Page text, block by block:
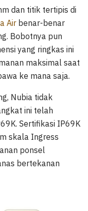
dan titik tertipis di
Air benar-benar
Bobotnya pun
yang ringkas ini
maksimal saat
ke mana saja.
Nubia tidak
ini telah
Sertifikasi IP69K
skala Ingress
ponsel
bertekanan